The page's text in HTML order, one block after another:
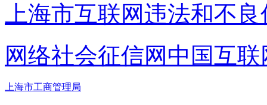
上海市互联网违法和不
网络社会征信网 中国互
上海市工商管理局